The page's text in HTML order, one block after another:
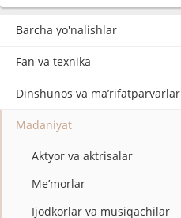
Barcha yo'nalishlar
Fan va texnika
Dinshunos va ma’rifatparvarlar
Madaniyat
Aktyor va aktrisalar
Me’morlar
Ijodkorlar va musiqachilar